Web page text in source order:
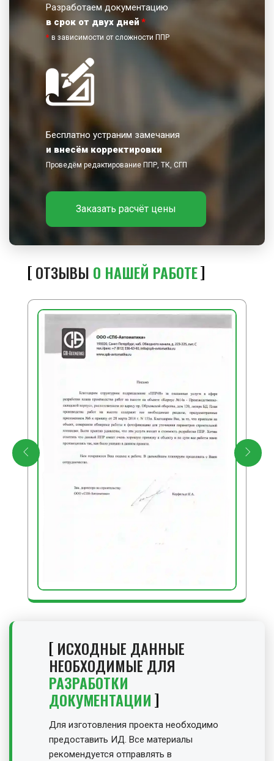
Разработаем документацию
в срок от двух дней *
* в зависимости от сложности ППР
Бесплатно устраним замечания
и внесём корректировки
Проведём редактирование ППР, ТК, СГП
Заказать расчёт цены
ОТЗЫВЫ О НАШЕЙ РАБОТЕ
ИСХОДНЫЕ ДАННЫЕ
НЕОБХОДИМЫЕ ДЛЯ
РАЗРАБОТКИ
ДОКУМЕНТАЦИИ
Для изготовления проекта необходимо
предоставить ИД. Все материалы
рекомендуется отправлять в